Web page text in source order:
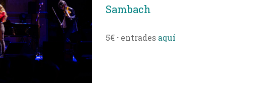
Sambach
5€ ·entrades aquí